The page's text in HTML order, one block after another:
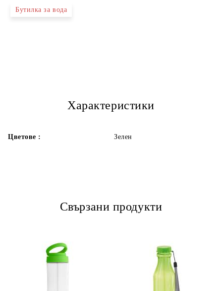
Бутилка за вода
Характеристики
Цветове : Зелен
Свързани продукти